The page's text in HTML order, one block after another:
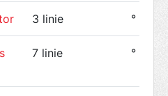
3 linie °
7 linie °